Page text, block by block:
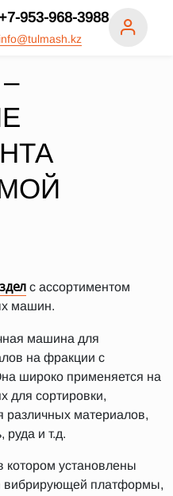
953-968-3988
info@tulmash.kz
с ассортиментом
машин.
машина для
на фракции с
широко применяется на
для сортировки,
различных материалов,
руда и т.д.
котором установлены
вибрирующей платформы,